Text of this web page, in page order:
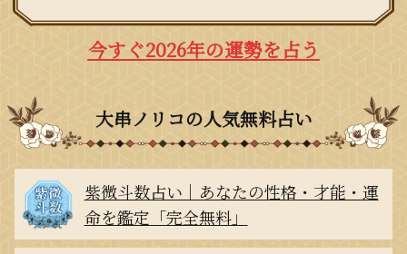
今すぐ2026年の運勢を占う
大串ノリコの人気無料占い
紫微斗数占い｜あなたの性格・才能・運
命を鑑定「完全無料」